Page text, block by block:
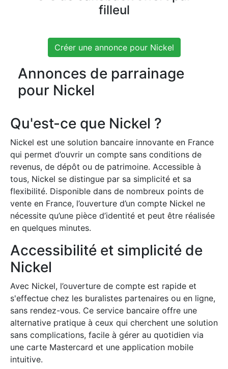
filleul
Créer une annonce pour Nickel
Annonces de parrainage
pour Nickel
Qu'est-ce que Nickel ?
Nickel est une solution bancaire innovante en France
qui permet d’ouvrir un compte sans conditions de
revenus, de dépôt ou de patrimoine. Accessible à
tous, Nickel se distingue par sa simplicité et sa
flexibilité. Disponible dans de nombreux points de
vente en France, l’ouverture d’un compte Nickel ne
nécessite qu’une pièce d’identité et peut être réalisée
en quelques minutes.
Accessibilité et simplicité de
Nickel
Avec Nickel, l’ouverture de compte est rapide et
s'effectue chez les buralistes partenaires ou en ligne,
sans rendez-vous. Ce service bancaire offre une
alternative pratique à ceux qui cherchent une solution
sans complications, facile à gérer au quotidien via
une carte Mastercard et une application mobile
intuitive.